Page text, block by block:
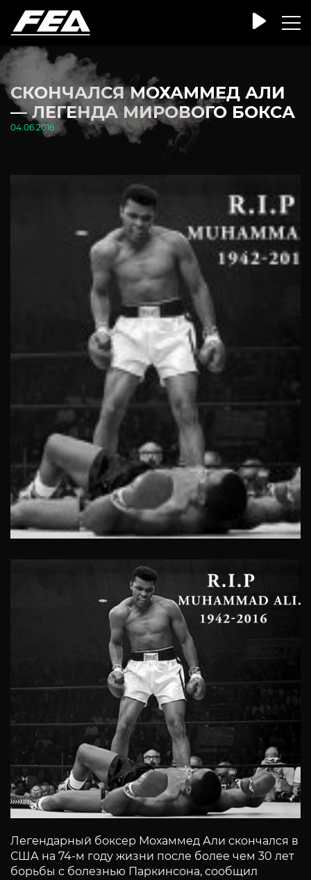
СКОНЧАЛСЯ МОХАММЕД АЛИ
— ЛЕГЕНДА МИРОВОГО БОКСА
04.06.2016
Легендарный боксер Мохаммед Али скончался в
США на 74-м году жизни после более чем 30 лет
борьбы с болезнью Паркинсона, сообщил